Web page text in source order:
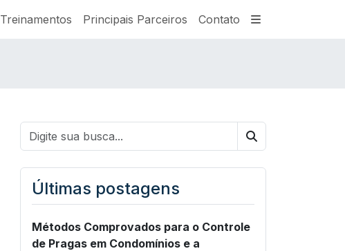
Treinamentos Principais Parceiros Contato
Buscar
Últimas postagens
Métodos Comprovados para o Controle
de Pragas em Condomínios e a